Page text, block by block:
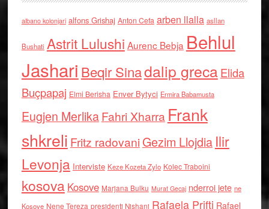
albano kolonjari alfons Grishaj Anton Cefa arben llalla asllan
Bushati Astrit Lulushi Aurenc Bebja Behlul
Jashari Beqir Sinadalip grecaElida
Buçpapaj Elmi Berisha Enver Bytyci Ermira Babamusta
Eugjen MerlikaFahri Xharra Frank
shkreli Fritz radovaniGezim Llojdia Ilir
Levonja Interviste Keze Kozeta Zylo Kolec Traboini
kosova Kosove Marjana Bulku Murat Gecaj nderroi jete ne
Kosove Nene Tereza presidenti Nishani Rafaela Prifti Rafael